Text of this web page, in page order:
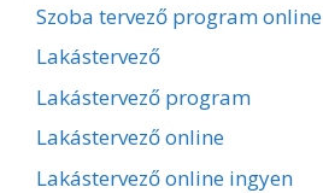
Szoba tervező program online
Lakástervező
Lakástervező program
Lakástervező online
Lakástervező online ingyen